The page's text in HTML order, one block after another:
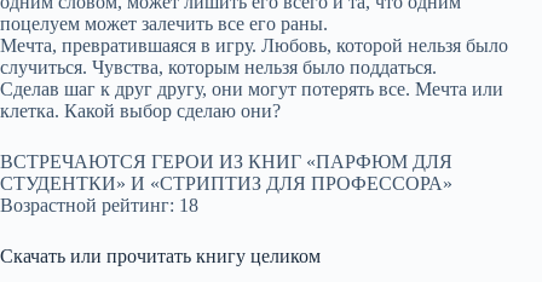
поцелуем может залечить все его раны.
Мечта, превратившаяся в игру. Любовь, которой нельзя было
случиться. Чувства, которым нельзя было поддаться.
Сделав шаг к друг другу, они могут потерять все. Мечта или
клетка. Какой выбор сделаю они?
ВСТРЕЧАЮТСЯ ГЕРОИ ИЗ КНИГ «ПАРФЮМ ДЛЯ
СТУДЕНТКИ» И «СТРИПТИЗ ДЛЯ ПРОФЕССОРА»
Возрастной рейтинг: 18
Скачать или прочитать книгу целиком